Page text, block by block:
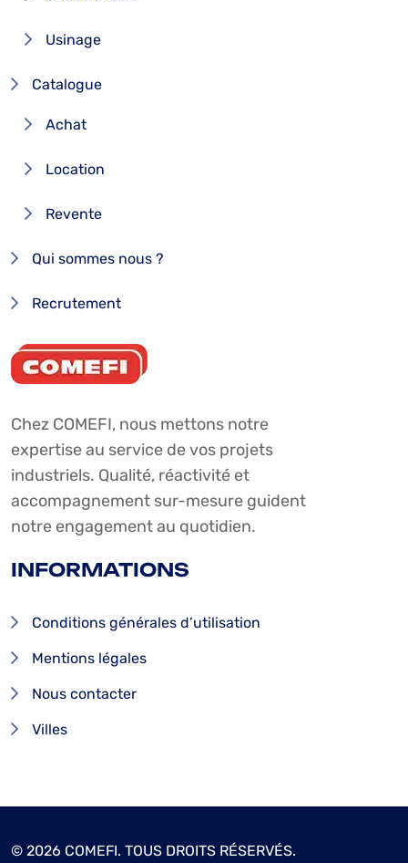
Usinage
Catalogue
Achat
Location
Revente
Qui sommes nous ?
Recrutement
Chez COMEFI, nous mettons notre
expertise au service de vos projets
industriels. Qualité, réactivité et
accompagnement sur-mesure guident
notre engagement au quotidien.
INFORMATIONS
Conditions générales d’utilisation
Mentions légales
Nous contacter
Villes
© 2026 COMEFI. TOUS DROITS RÉSERVÉS.